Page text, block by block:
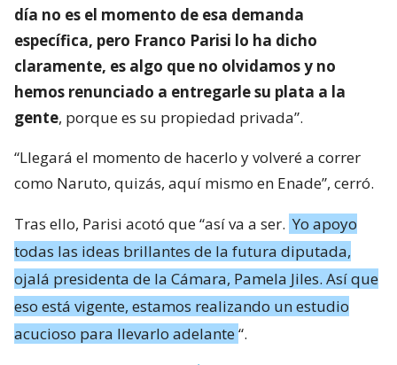
día no es el momento de esa demanda
específica, pero Franco Parisi lo ha dicho
claramente, es algo que no olvidamos y no
hemos renunciado a entregarle su plata a la
gente, porque es su propiedad privada”.
“Llegará el momento de hacerlo y volveré a correr
como Naruto, quizás, aquí mismo en Enade”, cerró.
Tras ello, Parisi acotó que “así va a ser. Yo apoyo
todas las ideas brillantes de la futura diputada,
ojalá presidenta de la Cámara, Pamela Jiles. Así que
eso está vigente, estamos realizando un estudio
acucioso para llevarlo adelante“.